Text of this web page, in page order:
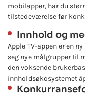
mobilapper, har du
tilstedeværelse før
Innhold og
Apple TV-appen er en
seg nye målgrupper til
den voksende
innholdsøkosystemet